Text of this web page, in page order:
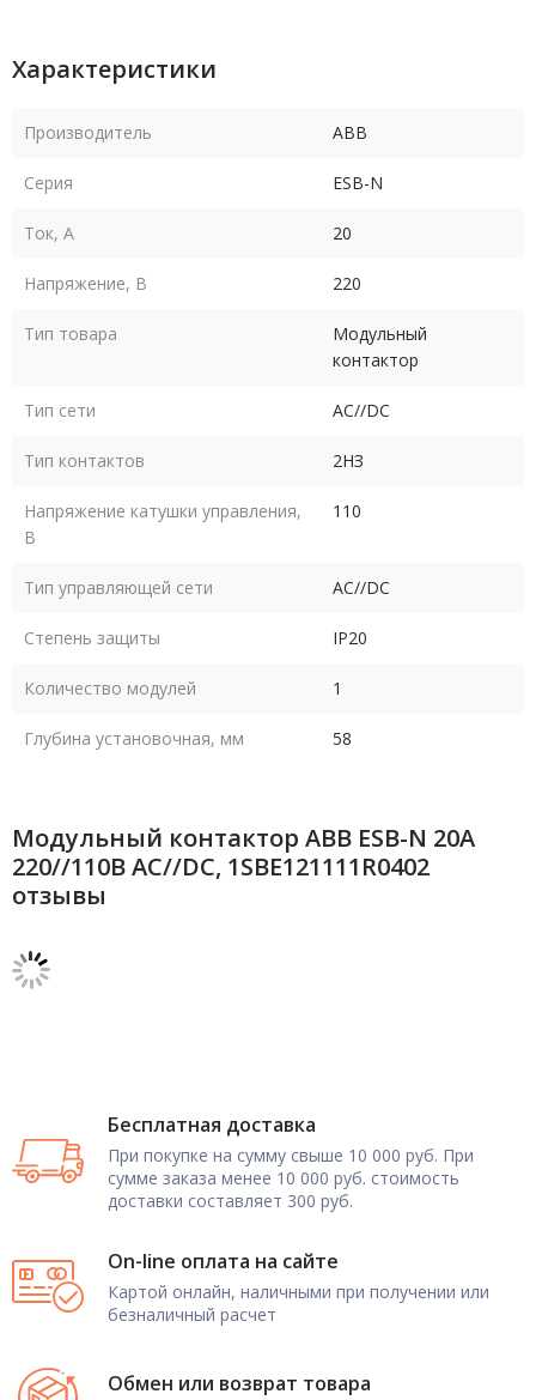
Характеристики
Производитель ABB
Серия ESB-N
Ток, А 20
Напряжение, В 220
Тип товара
Модульный
контактор
Тип сети AC//DC
Тип контактов 2НЗ
Напряжение катушки управления,
В
110
Тип управляющей сети AC//DC
Степень защиты IP20
Количество модулей 1
Глубина установочная, мм 58
Модульный контактор ABB ESB-N 20А
220//110В AC//DC, 1SBE121111R0402
отзывы
Бесплатная доставка
При покупке на сумму свыше 10 000 руб. При
сумме заказа менее 10 000 руб. стоимость
доставки составляет 300 руб.
On-line оплата на сайте
Картой онлайн, наличными при получении или
безналичный расчет
Обмен или возврат товара